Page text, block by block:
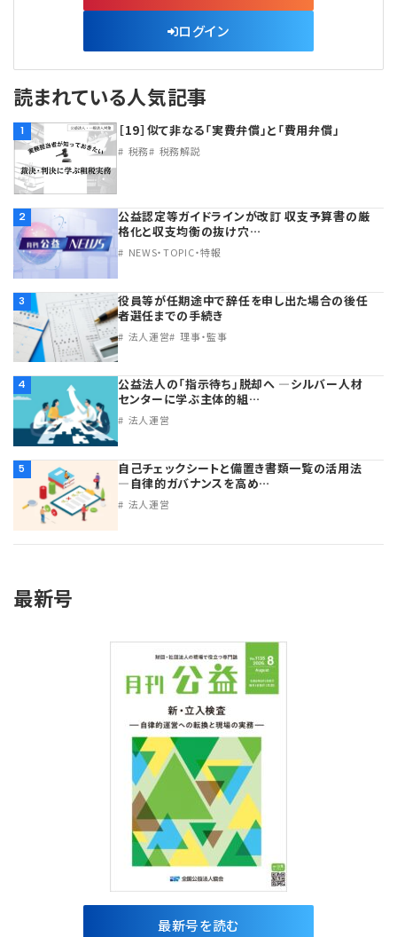
ログイン
読まれている人気記事
1 ［19］似て非なる「実費弁償」と「費用弁償」
税務 税務解説
2
公益認定等ガイドラインが改訂 収支予算書の厳
格化と収支均衡の抜け穴…
NEWS・TOPIC・特報
3
役員等が任期途中で辞任を申し出た場合の後任
者選任までの手続き
法人運営 理事・監事
4
公益法人の「指示待ち」脱却へ ―シルバー人材
センターに学ぶ主体的組…
法人運営
5
自己チェックシートと備置き書類一覧の活用法
―自律的ガバナンスを高め…
法人運営
最新号
最新号を読む